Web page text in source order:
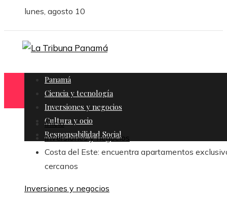
lunes, agosto 10
Panamá
Ciencia y tecnología
Inversiones y negocios
Cultura y ocio
Responsabilidad Social
Inicio
Inversiones y negocios
Costa del Este: encuentra apartamentos
cercanos
Inversiones y negocios